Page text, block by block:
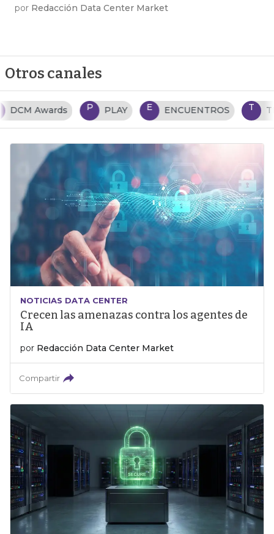
por Redacción Data Center Market
Otros canales
P PLAY E ENCUENTROS T TENDENCIAS TI
NOTICIAS DATA CENTER
Crecen las amenazas contra los agentes de
IA
por Redacción Data Center Market
Compartir